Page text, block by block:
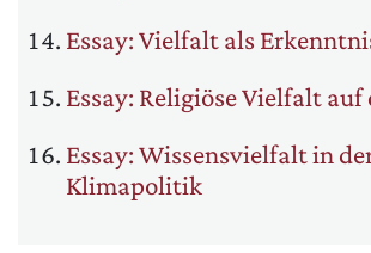
Essay: Vielfalt als
Essay: Religiöse Vielfalt auf
Essay: Wissensvielfalt in
Klimapolitik